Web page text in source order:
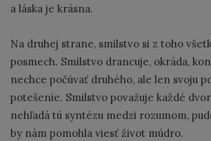
a láska je krásna.
Na druhej strane, smilstvo si z toho
posmech. Smilstvo drancuje, okráda,
nechce počúvať druhého, ale len svoju
potešenie. Smilstvo považuje každé
nehľadá tú syntézu medzi rozumom,
by nám pomohla viesť život múdro.